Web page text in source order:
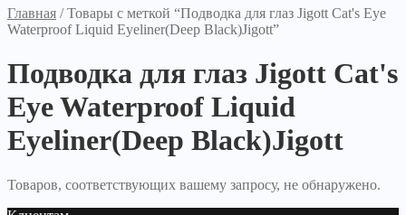
Главная /Товары с меткой “Подводка для глаз Jigott Cat's Eye
Waterproof Liquid Eyeliner(Deep Black)Jigott”
Подводка для глаз Jigott Cat's
Eye Waterproof Liquid
Eyeliner(Deep Black)Jigott
Товаров, соответствующих вашему запросу, не обнаружено.